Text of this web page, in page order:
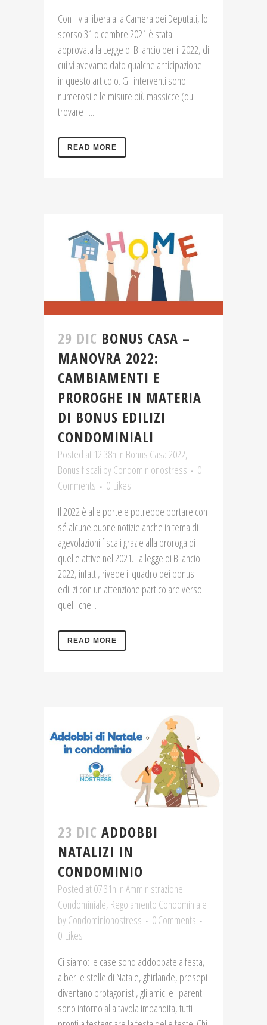
Con il via libera alla Camera dei Deputati, lo
scorso 31 dicembre 2021 è stata
approvata la Legge di Bilancio per il 2022, di
cui vi avevamo dato qualche anticipazione
in questo articolo. Gli interventi sono
numerosi e le misure più massicce (qui
trovare il...
READ MORE
29 DIC BONUS CASA –
MANOVRA 2022:
CAMBIAMENTI E
PROROGHE IN MATERIA
DI BONUS EDILIZI
CONDOMINIALI
Posted at 12:38h in Bonus Casa 2022,
Bonus fiscali byCondominionostress
0
Comments
0 Likes
Il 2022 è alle porte e potrebbe portare con
sé alcune buone notizie anche in tema di
agevolazioni fiscali grazie alla proroga di
quelle attive nel 2021. La legge di Bilancio
2022, infatti, rivede il quadro dei bonus
edilizi con un'attenzione particolare verso
quelli che...
READ MORE
23 DIC ADDOBBI
NATALIZI IN
CONDOMINIO
Posted at 07:31h inAmministrazione
Condominiale, Regolamento Condominiale
byCondominionostress
0 Comments
0 Likes
Ci siamo: le case sono addobbate a festa,
alberi e stelle di Natale, ghirlande, presepi
diventano protagonisti, gli amici e i parenti
sono intorno alla tavola imbandita, tutti